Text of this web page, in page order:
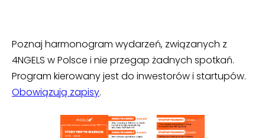
Poznaj harmonogram wydarzeń, związanych z
4NGELS w Polsce i nie przegap żadnych spotkań.
Program kierowany jest do inwestorów i startupów.
Obowiązują zapisy.